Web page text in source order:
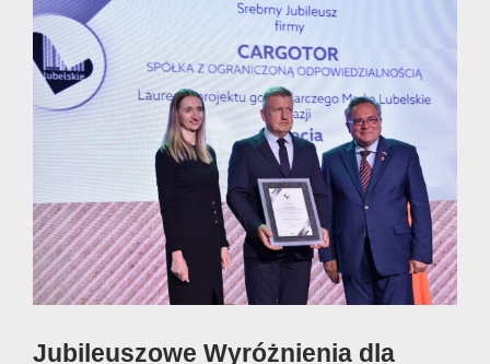
View
Larger
Image
Jubileuszowe Wyróżnienia dla